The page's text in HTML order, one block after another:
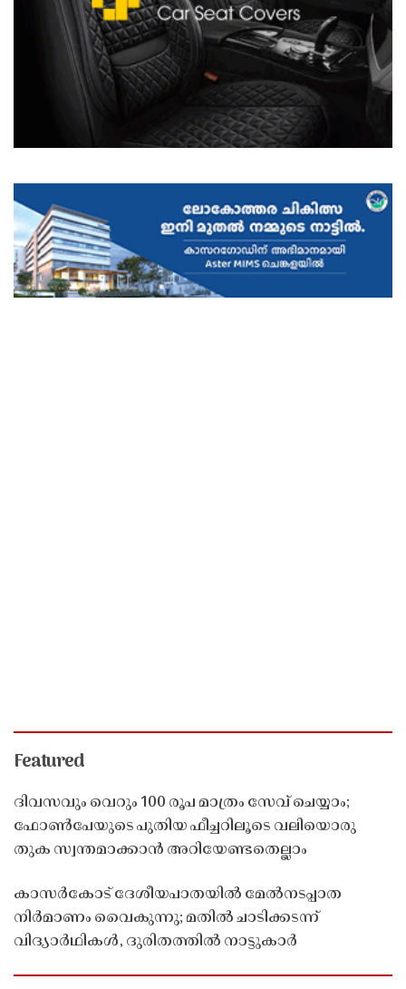
Featured
ദിവസവും വെറും 100 രൂപ മാത്രം സേവ് ചെയ്യാം;
ഫോൺപേയുടെ പുതിയ ഫീച്ചറിലൂടെ വലിയൊരു
തുക സ്വന്തമാക്കാൻ അറിയേണ്ടതെല്ലാം
കാസർകോട് ദേശീയപാതയിൽ മേൽനടപ്പാത
നിർമാണം വൈകുന്നു; മതിൽ ചാടിക്കടന്ന്
വിദ്യാർഥികൾ, ദുരിതത്തിൽ നാട്ടുകാർ